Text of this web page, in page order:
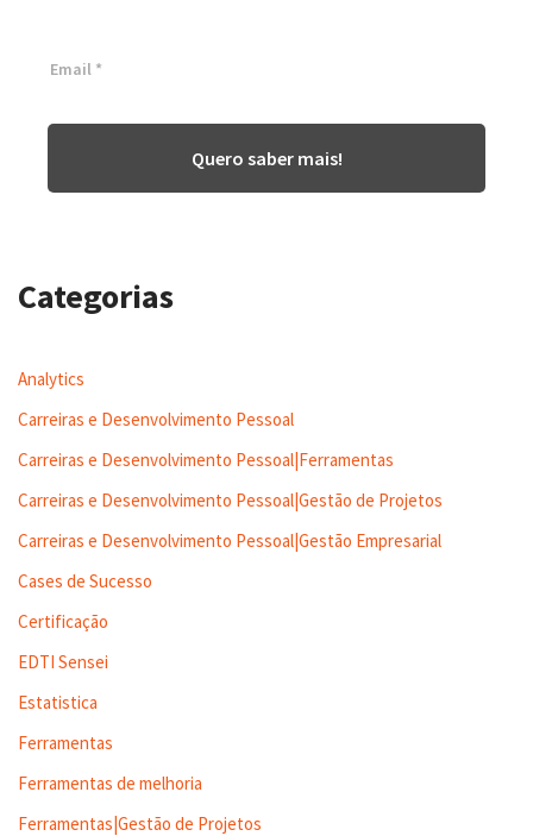
Quero saber mais!
Categorias
Analytics
Carreiras e Desenvolvimento Pessoal
Carreiras e Desenvolvimento Pessoal|Ferramentas
Carreiras e Desenvolvimento Pessoal|Gestão de Projetos
Carreiras e Desenvolvimento Pessoal|Gestão Empresarial
Cases de Sucesso
Certificação
EDTI Sensei
Estatistica
Ferramentas
Ferramentas de melhoria
Ferramentas|Gestão de Projetos